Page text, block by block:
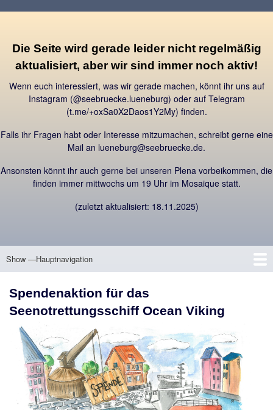
Inhalt
Die Seite wird gerade leider nicht regelmäßig
aktualisiert, aber wir sind immer noch aktiv!
Wenn euch interessiert, was wir gerade machen, könnt ihr uns auf
Instagram (@seebruecke.lueneburg) oder auf Telegram
(t.me/+oxSa0X2Daos1Y2My) finden.
Falls ihr Fragen habt oder Interesse mitzumachen, schreibt gerne eine
Mail an lueneburg@seebruecke.de.
Ansonsten könnt ihr auch gerne bei unseren Plena vorbeikommen, die
finden immer mittwochs um 19 Uhr im Mosaique statt.
(zuletzt aktualisiert: 18.11.2025)
Hauptnavigation
Show —Hauptnavigation
Lüneburg zum sicheren Hafen erklären
Aktionen
Videos
Ticker
Kontakt und nächster Treff
Spenden
Links
Impressum
Patenschaft mit der Ocean Viking
Spendenaktion für das
Seenotrettungsschiff Ocean Viking